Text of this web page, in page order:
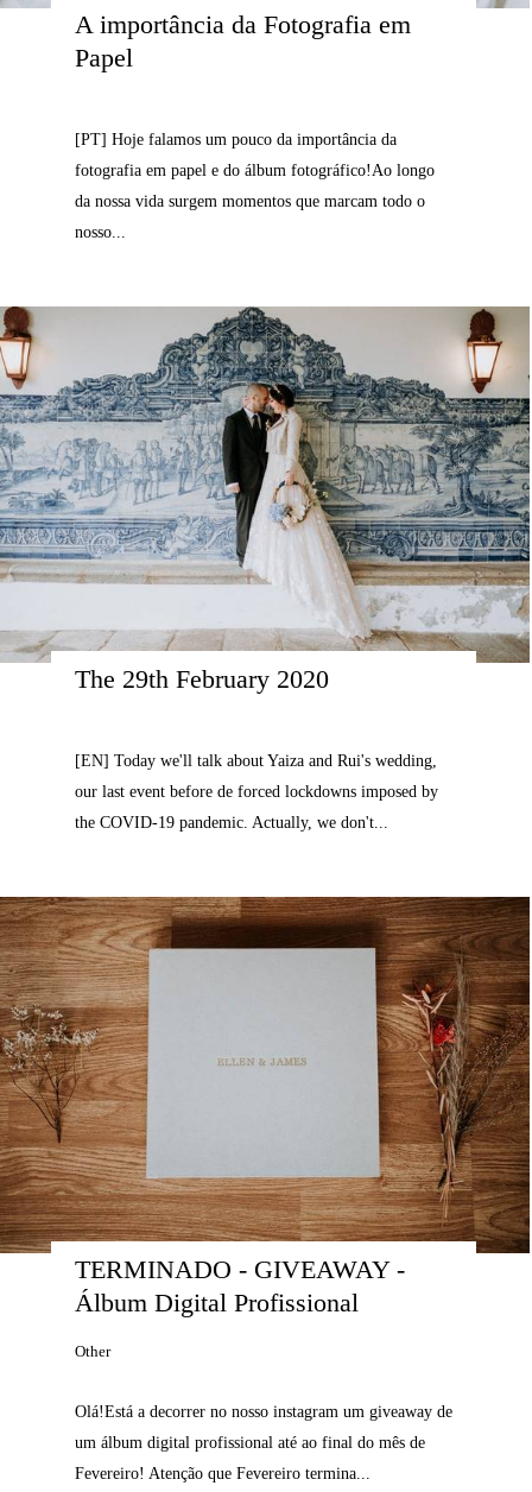
A importância da Fotografia em
Papel
[PT] Hoje falamos um pouco da importância da
fotografia em papel e do álbum fotográfico!Ao longo
da nossa vida surgem momentos que marcam todo o
nosso...
The 29th February 2020
[EN] Today we'll talk about Yaiza and Rui's wedding,
our last event before de forced lockdowns imposed by
the COVID-19 pandemic. Actually, we don't...
TERMINADO - GIVEAWAY -
Álbum Digital Profissional
Other
Olá!Está a decorrer no nosso instagram um giveaway de
um álbum digital profissional até ao final do mês de
Fevereiro! Atenção que Fevereiro termina...